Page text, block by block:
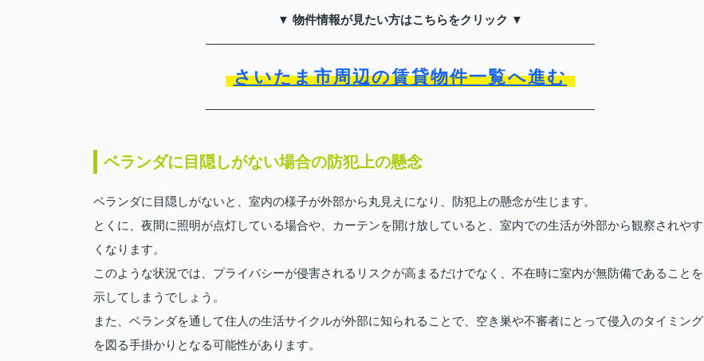
▼ 物件情報が見たい方はこちらをクリック ▼
さいたま市周辺の賃貸物件一覧へ進む
ベランダに目隠しがない場合の防犯上の懸念
ベランダに目隠しがないと、室内の様子が外部から丸見えになり、防犯上の懸念が生じます。
とくに、夜間に照明が点灯している場合や、カーテンを開け放していると、室内での生活が外部から観察されやす
くなります。
このような状況では、プライバシーが侵害されるリスクが高まるだけでなく、不在時に室内が無防備であることを
示してしまうでしょう。
また、ベランダを通して住人の生活サイクルが外部に知られることで、空き巣や不審者にとって侵入のタイミング
を図る手掛かりとなる可能性があります。